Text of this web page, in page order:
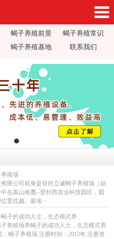
频_蝎子养
地加盟
蝎子养殖前景
蝎子养殖常识
蝎子养殖基地 联系我们
殖场
限公司前身是登封立诚蝎子养殖场（始
岳嵩山南麓--登封西农业科技园区，园
置优越。基地···
子的成功人士，生态模式养
养殖场养蝎子的成功人士，生态模式养
蝎子养殖场 注册时间：2012年 注册资